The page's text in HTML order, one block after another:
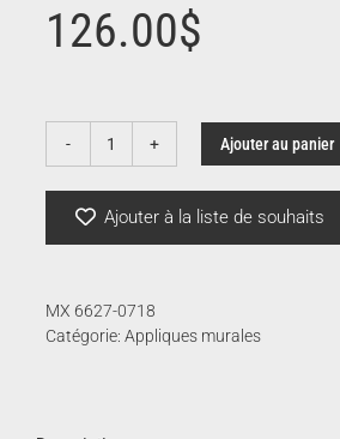
126.00$
quantité
Ajouter au panier
Ajouter à la liste de souhaits
MX 6627-0718
Catégorie: Appliques murales